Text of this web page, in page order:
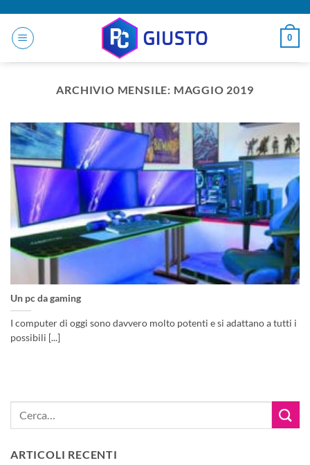
contenuti
0
ARCHIVIO MENSILE: MAGGIO 2019
Un pc da gaming
I computer di oggi sono davvero molto potenti e si adattano a tutti i
possibili [...]
ARTICOLI RECENTI